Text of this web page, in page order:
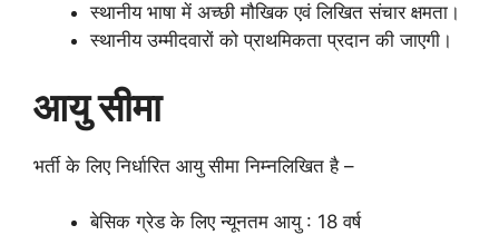
स्थानीय भाषा में अच्छी मौखिक एवं लिखित संचार क्षमता।
स्थानीय उम्मीदवारों को प्राथमिकता प्रदान की जाएगी।
आयु सीमा
भर्ती के लिए निर्धारित आयु सीमा निम्नलिखित है –
बेसिक ग्रेड के लिए न्यूनतम आयु : 18 वर्ष